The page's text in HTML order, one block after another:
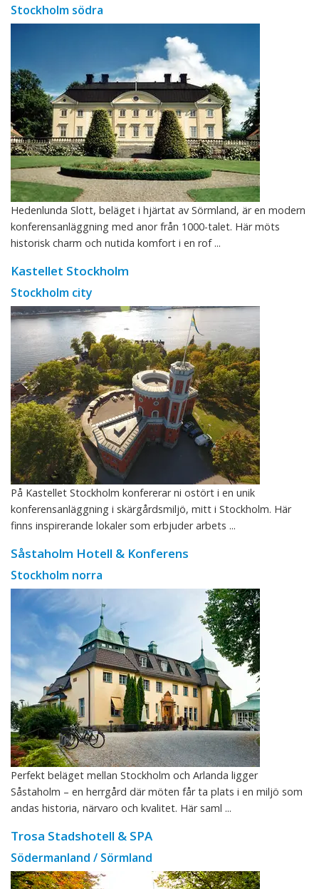
Stockholm södra
Hedenlunda Slott, beläget i hjärtat av Sörmland, är en modern
konferensanläggning med anor från 1000-talet. Här möts
historisk charm och nutida komfort i en rof ...
Kastellet Stockholm
Stockholm city
På Kastellet Stockholm konfererar ni ostört i en unik
konferensanläggning i skärgårdsmiljö, mitt i Stockholm. Här
finns inspirerande lokaler som erbjuder arbets ...
Såstaholm Hotell & Konferens
Stockholm norra
Perfekt beläget mellan Stockholm och Arlanda ligger
Såstaholm – en herrgård där möten får ta plats i en miljö som
andas historia, närvaro och kvalitet. Här saml ...
Trosa Stadshotell & SPA
Södermanland / Sörmland